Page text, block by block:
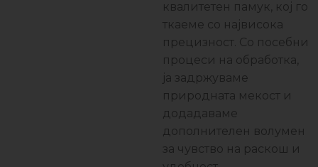
квалитетен памук, кој го
ткаеме со највисока
прецизност. Со посебни
процеси на обработка,
ја задржуваме
природната мекост и
додадаваме
дополнителен волумен
за чувство на раскош и